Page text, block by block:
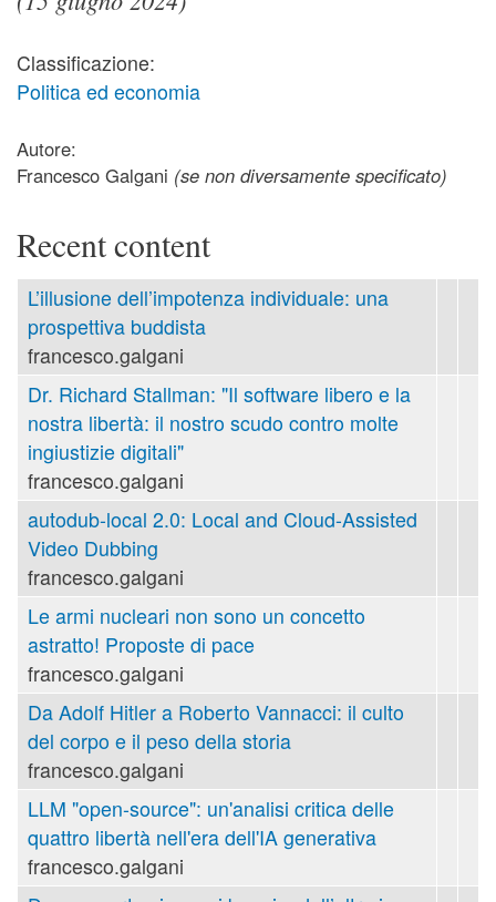
Classificazione:
Politica ed economia
Autore:
Francesco Galgani (se non diversamente specificato)
Recent content
L’illusione dell’impotenza individuale: una
prospettiva buddista
francesco.galgani
Dr. Richard Stallman: "Il software libero e la
nostra libertà: il nostro scudo contro molte
ingiustizie digitali"
francesco.galgani
autodub-local 2.0: Local and Cloud-Assisted
Video Dubbing
francesco.galgani
Le armi nucleari non sono un concetto
astratto! Proposte di pace
francesco.galgani
Da Adolf Hitler a Roberto Vannacci: il culto
del corpo e il peso della storia
francesco.galgani
LLM "open-source": un'analisi critica delle
quattro libertà nell'era dell'IA generativa
francesco.galgani